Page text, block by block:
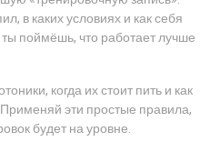
в каких условиях и как себя
поймёшь, что работает лучше
когда их стоит пить и как
эти простые правила,
будет на уровне.